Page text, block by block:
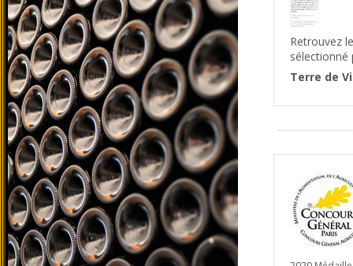
Retrouvez
sélectionné
Terre de